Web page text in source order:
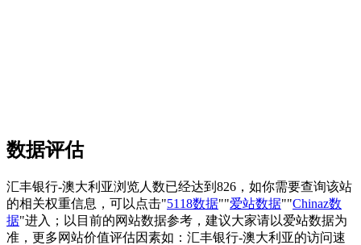
数据评估
汇丰银行-澳大利亚浏览人数已经达到826，如你需要查询该站
的相关权重信息，可以点击"5118数据""爱站数据""Chinaz数
据"进入；以目前的网站数据参考，建议大家请以爱站数据为
准，更多网站价值评估因素如：汇丰银行-澳大利亚的访问速